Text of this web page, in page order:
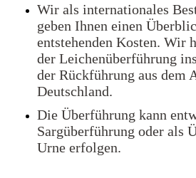
Wir als internationales
geben Ihnen einen
entstehenden Kosten. Wir
der Leichenüberführung
der Rückführung aus dem
Deutschland.
Die Überführung kann
Sargüberführung oder als
Urne erfolgen.